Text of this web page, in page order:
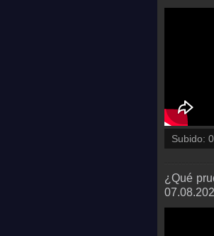
Subido:
¿Qué